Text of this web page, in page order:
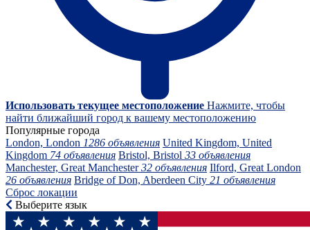
Использовать текущее местоположение Нажмите, чтобы
найти ближайший город к вашему местоположению
Популярные города
London, London 1286 объявления United Kingdom, United
Kingdom 74 объявления Bristol, Bristol 33 объявления
Manchester, Great Manchester32 объявления Ilford, Great London
26 объявления Bridge of Don, Aberdeen City 21 объявления
Сброс локации
Выберите язык